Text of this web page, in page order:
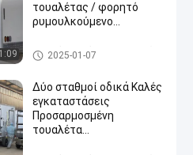
τουαλέτας / φορητό
ρυμουλκούμενο
Κινητό τροχόσπιτο τουαλέτ
ας
2025-01-07
Δύο σταθμοί οδικά Καλές
εγκαταστάσεις
Προσαρμοσμένη
τουαλέτα